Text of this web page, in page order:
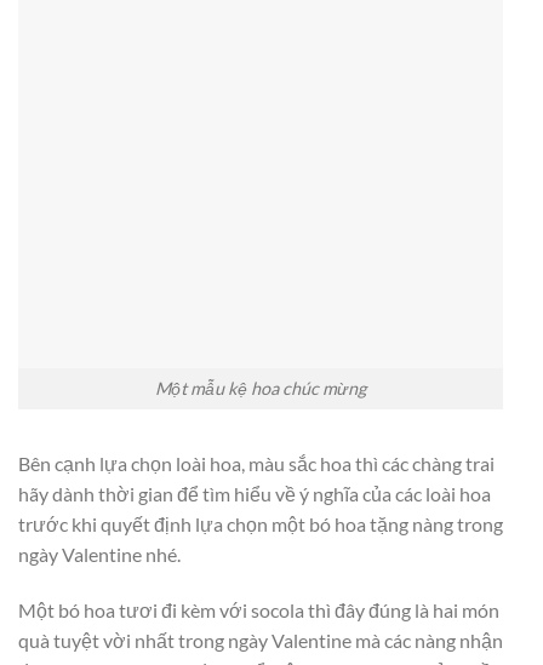
Một mẫu kệ hoa chúc mừng
Bên cạnh lựa chọn loài hoa, màu sắc hoa thì các chàng trai
hãy dành thời gian để tìm hiểu về ý nghĩa của các loài hoa
trước khi quyết định lựa chọn một bó hoa tặng nàng trong
ngày Valentine nhé.
Một bó hoa tươi đi kèm với socola thì đây đúng là hai món
quà tuyệt vời nhất trong ngày Valentine mà các nàng nhận